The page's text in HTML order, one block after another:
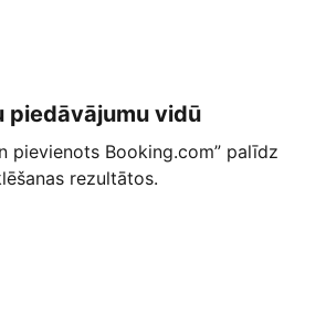
piedāvājumu vidū
pievienots Booking.com” palīdz
rezultātos.